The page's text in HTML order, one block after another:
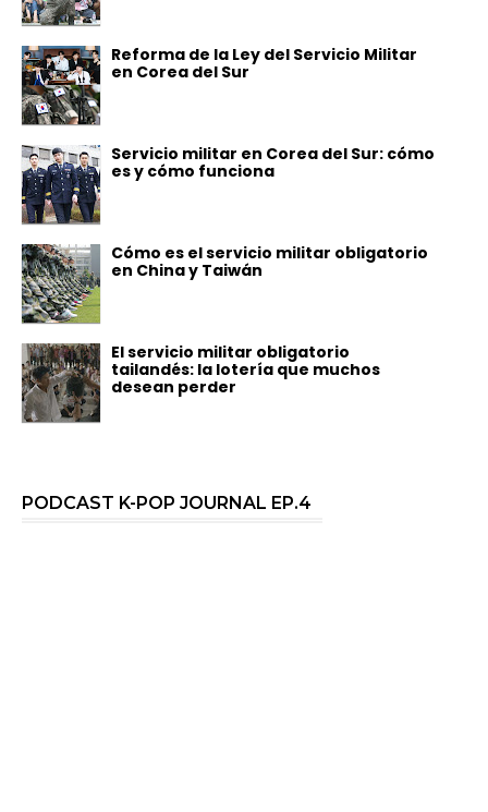
Reforma de la Ley del Servicio Militar
en Corea del Sur
Servicio militar en Corea del Sur: cómo
es y cómo funciona
Cómo es el servicio militar obligatorio
en China y Taiwán
El servicio militar obligatorio
tailandés: la lotería que muchos
desean perder
PODCAST K-POP JOURNAL EP.4